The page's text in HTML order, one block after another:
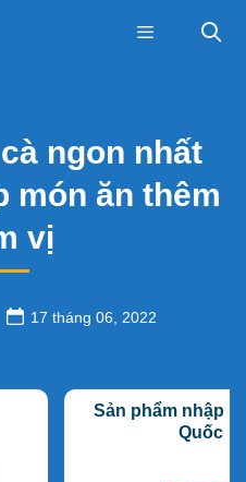
ngon nhất
món ăn thêm
vị
17 tháng 06, 2022
Sản phẩm nhập
Quốc